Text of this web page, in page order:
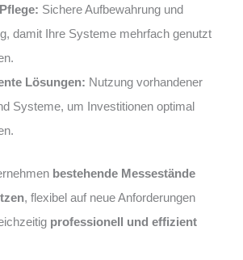
Sichere Aufbewahrung und
damit Ihre Systeme mehrfach genutzt
Lösungen: Nutzung vorhandener
Systeme, um Investitionen optimal
bestehende Messestände
, flexibel auf neue Anforderungen
professionell und effizient